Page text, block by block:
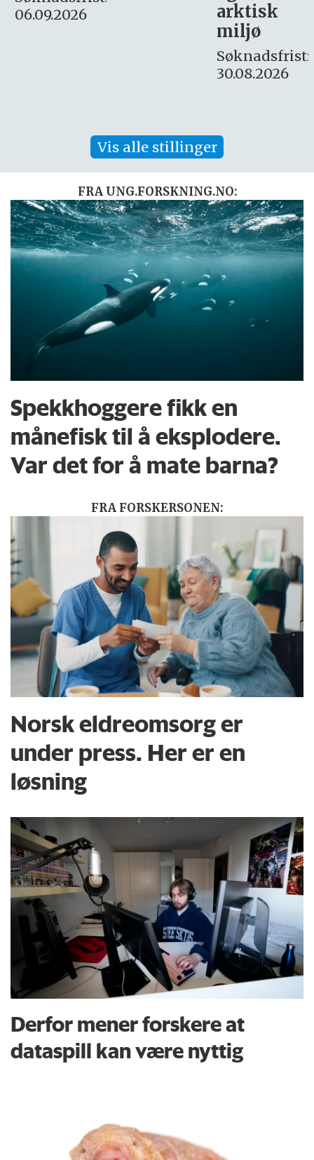
Søknadsfrist:
16. august.
Vis alle stillinger
FRA UNG.FORSKNING.NO:
Spekkhoggere fikk en
månefisk til å eksplodere.
Var det for å mate barna?
FRA FORSKERSONEN:
Norsk eldreomsorg er
under press. Her er en
løsning
Derfor mener forskere at
dataspill kan være nyttig